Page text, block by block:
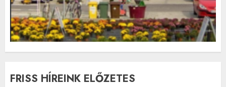
FRISS HÍREINK ELŐZETES